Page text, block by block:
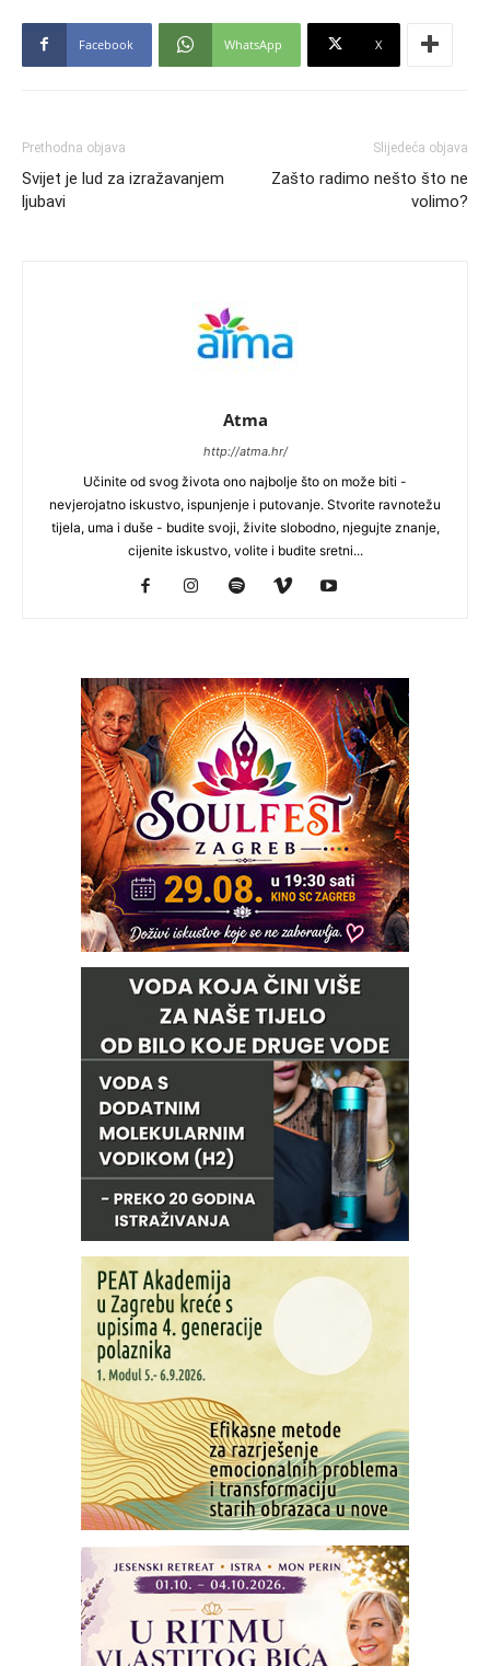
Facebook WhatsApp X
Prethodna objava
Svijet je lud za izražavanjem
ljubavi
Slijedeća objava
Zašto radimo nešto što ne
volimo?
Atma
http://atma.hr/
Učinite od svog života ono najbolje što on može biti -
nevjerojatno iskustvo, ispunjenje i putovanje. Stvorite ravnotežu
tijela, uma i duše - budite svoji, živite slobodno, njegujte znanje,
cijenite iskustvo, volite i budite sretni...